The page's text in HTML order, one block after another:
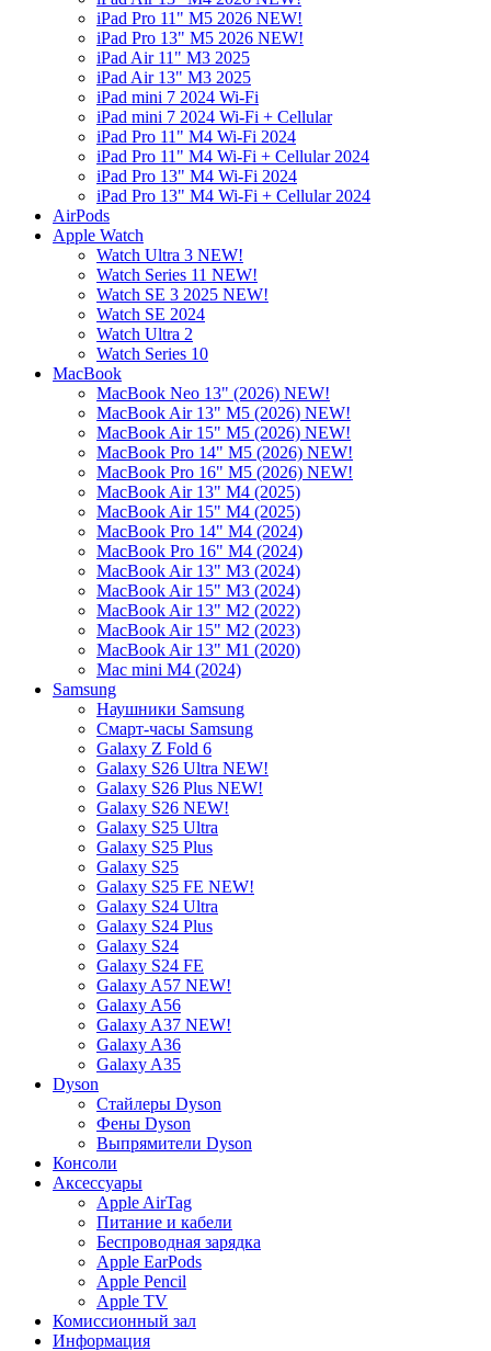
iPad Pro 11" M5 2026 NEW!
iPad Pro 13" M5 2026 NEW!
iPad Air 11" M3 2025
iPad Air 13" M3 2025
iPad mini 7 2024 Wi-Fi
iPad mini 7 2024 Wi-Fi + Cellular
iPad Pro 11" M4 Wi-Fi 2024
iPad Pro 11" M4 Wi-Fi + Cellular 2024
iPad Pro 13" M4 Wi-Fi 2024
iPad Pro 13" M4 Wi-Fi + Cellular 2024
AirPods
Apple Watch
Watch Ultra 3 NEW!
Watch Series 11 NEW!
Watch SE 3 2025 NEW!
Watch SE 2024
Watch Ultra 2
Watch Series 10
MacBook
MacBook Neo 13" (2026) NEW!
MacBook Air 13" M5 (2026) NEW!
MacBook Air 15" M5 (2026) NEW!
MacBook Pro 14" M5 (2026) NEW!
MacBook Pro 16" M5 (2026) NEW!
MacBook Air 13" M4 (2025)
MacBook Air 15" M4 (2025)
MacBook Pro 14" M4 (2024)
MacBook Pro 16" M4 (2024)
MacBook Air 13" M3 (2024)
MacBook Air 15" M3 (2024)
MacBook Air 13" M2 (2022)
MacBook Air 15" M2 (2023)
MacBook Air 13" M1 (2020)
Mac mini M4 (2024)
Samsung
Наушники Samsung
Смарт-часы Samsung
Galaxy Z Fold 6
Galaxy S26 Ultra NEW!
Galaxy S26 Plus NEW!
Galaxy S26 NEW!
Galaxy S25 Ultra
Galaxy S25 Plus
Galaxy S25
Galaxy S25 FE NEW!
Galaxy S24 Ultra
Galaxy S24 Plus
Galaxy S24
Galaxy S24 FE
Galaxy A57 NEW!
Galaxy A56
Galaxy A37 NEW!
Galaxy A36
Galaxy A35
Dyson
Стайлеры Dyson
Фены Dyson
Выпрямители Dyson
Консоли
Аксессуары
Apple AirTag
Питание и кабели
Беспроводная зарядка
Apple EarPods
Apple Pencil
Apple TV
Комиссионный зал
Информация